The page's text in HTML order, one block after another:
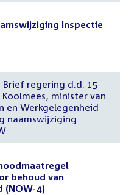
Inspectie
Brief regering d.d. 15
Koolmees, minister van
en Werkgelegenheid
naamswijziging
behoud van
(NOW-4)